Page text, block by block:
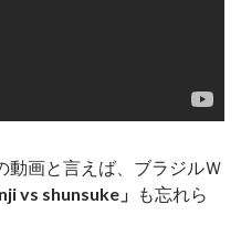
動画と言えば、ブラジルＷ
vs shunsuke」 も忘れら